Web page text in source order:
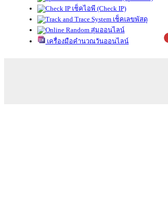
เช็คไอพี (Check IP)
เช็คเลขพัสดุ
สุ่มออนไลน์
เครื่องมือคำนวณวันออนไลน์